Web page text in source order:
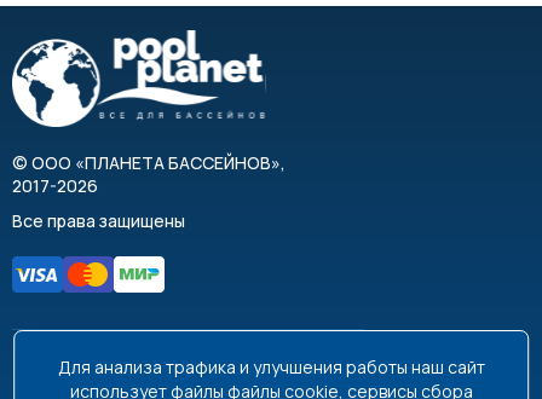
© ООО «ПЛАНЕТА БАССЕЙНОВ»,
2017-2026
Все права защищены
8 495 663-99-48 8 800 350-99-08
Для анализа трафика и улучшения работы наш сайт
использует файлы файлы cookie, сервисы сбора